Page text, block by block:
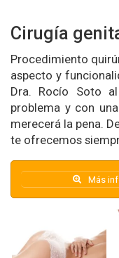
Cirugía
Procedimiento
aspecto y
Dra. Rocío Soto
problema y con
merecerá la pena.
te ofrecemos
Más